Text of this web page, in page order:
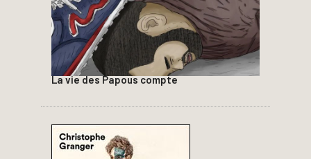
La vie des Papous compte